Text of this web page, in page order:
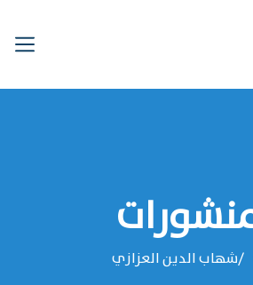
‌‌شهاب الدين العزازي